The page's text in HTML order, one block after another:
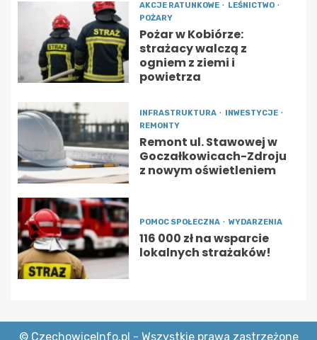
AKCJE RATUNKOWE
LEŚNICTWO
POŻARY
Pożar w Kobiórze:
strażacy walczą z
ogniem z ziemi i
powietrza
INFRASTRUKTURA
INWESTYCJE
REMONTY
Remont ul. Stawowej w
Goczałkowicach-Zdroju
z nowym oświetleniem
POMOC SPOŁECZNA WYDARZENIA
116 000 zł na wsparcie
lokalnych strażaków!
© CzechowiceInfo.pl - Wszystkie prawa zastrzeżone